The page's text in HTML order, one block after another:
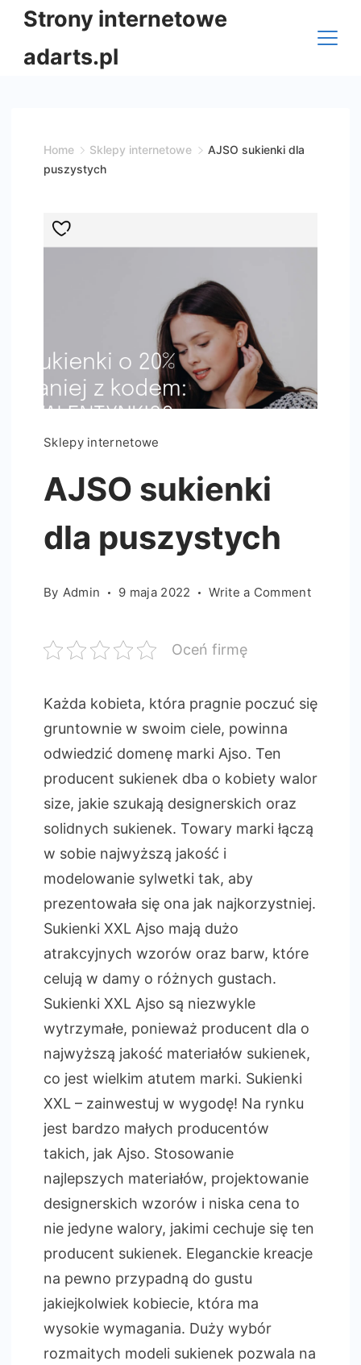
Skip
content
Strony internetowe
adarts.pl
Home Sklepy internetowe
AJSO sukienki dla
puszystych
Sklepy internetowe
AJSO sukienki
dla puszystych
By Admin 9 maja 2022 Write a Commenton
Oceń firmę
Każda kobieta, która pragnie poczuć się
gruntownie w swoim ciele, powinna
odwiedzić domenę marki Ajso. Ten
producent sukienek dba o kobiety walor
size, jakie szukają designerskich oraz
solidnych sukienek. Towary marki łączą
w sobie najwyższą jakość i
modelowanie sylwetki tak, aby
prezentowała się ona jak najkorzystniej.
Sukienki XXL Ajso mają dużo
atrakcyjnych wzorów oraz barw, które
celują w damy o różnych gustach.
Sukienki XXL Ajso są niezwykle
wytrzymałe, ponieważ producent dla o
najwyższą jakość materiałów sukienek,
co jest wielkim atutem marki. Sukienki
XXL – zainwestuj w wygodę! Na rynku
jest bardzo małych producentów
takich, jak Ajso. Stosowanie
najlepszych materiałów, projektowanie
designerskich wzorów i niska cena to
nie jedyne walory, jakimi cechuje się ten
producent sukienek. Eleganckie kreacje
na pewno przypadną do gustu
jakiejkolwiek kobiecie, która ma
wysokie wymagania. Duży wybór
rozmaitych modeli sukienek pozwala na